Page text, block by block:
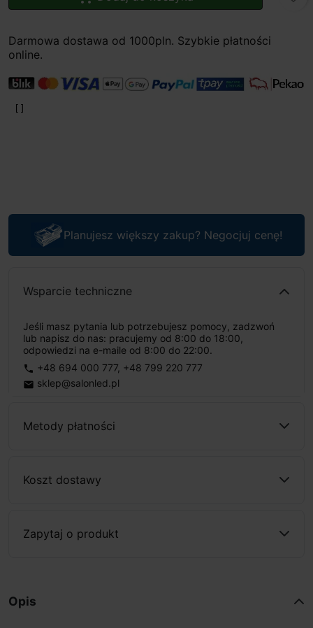
Darmowa dostawa od 1000pln. Szybkie płatności
online.
Planujesz większy zakup? Negocjuj cenę!
Wsparcie techniczne
Jeśli masz pytania lub potrzebujesz pomocy, zadzwoń
lub napisz do nas: pracujemy od 8:00 do 18:00,
odpowiedzi na e-maile od 8:00 do 22:00.
phone +48 694 000 777, +48 799 220 777
email sklep@salonled.pl
Metody płatności
Koszt dostawy
Zapytaj o produkt
Opis